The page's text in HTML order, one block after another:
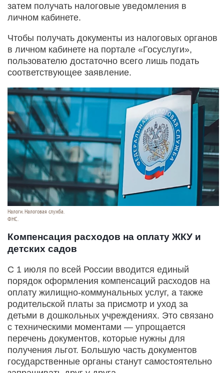
затем получать налоговые уведомления в
личном кабинете.
Чтобы получать документы из налоговых органов
в личном кабинете на портале «Госуслуги»,
пользователю достаточно всего лишь подать
соответствующее заявление.
Налоги. Налоговая служба.
ФНС.
Компенсация расходов на оплату ЖКУ и
детских садов
С 1 июля по всей России вводится единый
порядок оформления компенсаций расходов на
оплату жилищно-коммунальных услуг, а также
родительской платы за присмотр и уход за
детьми в дошкольных учреждениях. Это связано
с техническими моментами — упрощается
перечень документов, которые нужны для
получения льгот. Большую часть документов
государственные органы станут самостоятельно